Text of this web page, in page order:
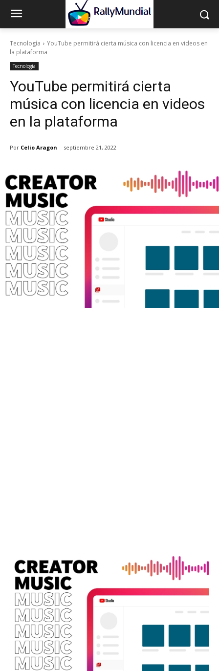
Tecnología
YouTube permitirá cierta música con licencia en videos en
la plataforma
Tecnología
YouTube permitirá cierta
música con licencia en videos
en la plataforma
Por Celio Aragon septiembre 21, 2022